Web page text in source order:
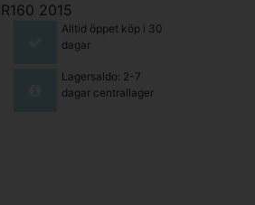
2015
Alltid öppet köp i 30
dagar
Lagersaldo: 2-7
dagar centrallager